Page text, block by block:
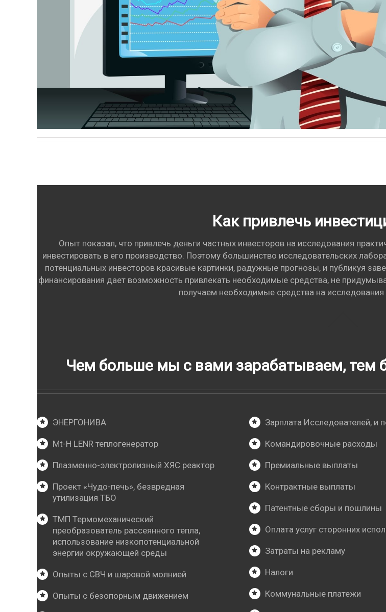
Как привлечь
Опыт показал, что привлечь деньги частных инвесторов на исследования
инвестировать в его производство. Поэтому большинство исследовательских
потенциальных инвесторов красивые картинки, радужные прогнозы, и публикуя
финансирования дает возможность привлекать необходимые средства, не
получаем необходимые средства на исследования
Чем больше мы с вами зарабатываем,
ЭНЕРГОНИВА
Mt-Н LENR теплогенератор
Плазменно-электролизный ХЯС реактор
Проект «Чудо-печь», безвредная
утилизация ТБО
ТМП Термомеханический
преобразователь рассеянного тепла,
использование низкопотенциальной
энергии окружающей среды
Опыты с СВЧ и шаровой молнией
Опыты с безопорным движением
Зарплата Исследователей, и
Командировочные расходы
Премиальные выплаты
Контрактные выплаты
Патентные сборы и пошлины
Оплата услуг сторонних
Затраты на рекламу
Налоги
Коммунальные платежи